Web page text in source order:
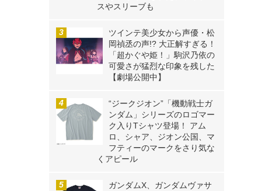
スやスリーブも
ツインテ美少女から声優・松
岡禎丞の声!? 大正解すぎる！
「超かぐや姫！」駒沢乃依の
可愛さが猛烈な印象を残した
【劇場公開中】
“ジークジオン”「機動戦士ガ
ンダム」シリーズのロゴマー
ク入りTシャツ登場！ アム
ロ、シャア、ジオン公国、マ
フティーのマークをさり気な
くアピール
ガンダムX、ガンダムヴァサ